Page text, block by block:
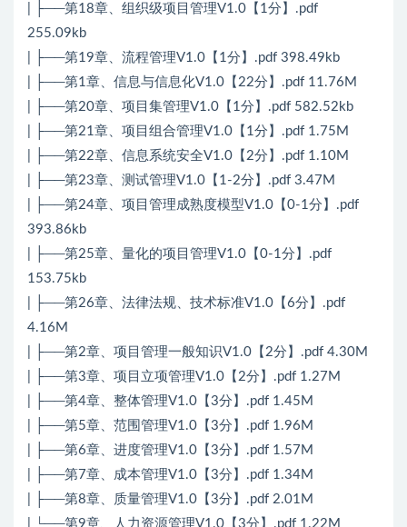
| ├──第18章、组织级项目管理V1.0【1分】.pdf
255.09kb
| ├──第19章、流程管理V1.0【1分】.pdf 398.49kb
| ├──第1章、信息与信息化V1.0【22分】.pdf 11.76M
| ├──第20章、项目集管理V1.0【1分】.pdf 582.52kb
| ├──第21章、项目组合管理V1.0【1分】.pdf 1.75M
| ├──第22章、信息系统安全V1.0【2分】.pdf 1.10M
| ├──第23章、测试管理V1.0【1-2分】.pdf 3.47M
| ├──第24章、项目管理成熟度模型V1.0【0-1分】.pdf
393.86kb
| ├──第25章、量化的项目管理V1.0【0-1分】.pdf
153.75kb
| ├──第26章、法律法规、技术标准V1.0【6分】.pdf
4.16M
| ├──第2章、项目管理一般知识V1.0【2分】.pdf 4.30M
| ├──第3章、项目立项管理V1.0【2分】.pdf 1.27M
| ├──第4章、整体管理V1.0【3分】.pdf 1.45M
| ├──第5章、范围管理V1.0【3分】.pdf 1.96M
| ├──第6章、进度管理V1.0【3分】.pdf 1.57M
| ├──第7章、成本管理V1.0【3分】.pdf 1.34M
| ├──第8章、质量管理V1.0【3分】.pdf 2.01M
| └──第9章、人力资源管理V1.0【3分】.pdf 1.22M